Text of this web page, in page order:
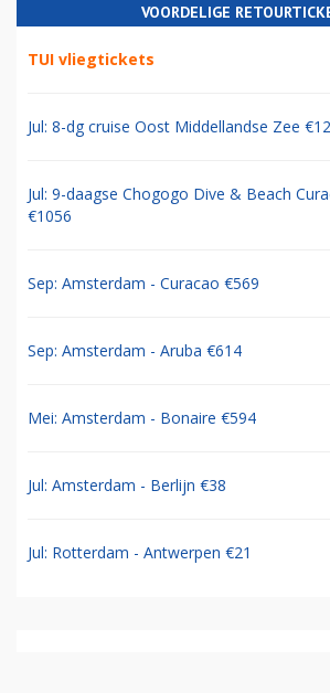
VOORDELIGE
TUI vliegtickets
Jul: 8-dg cruise Oost Middellandse Zee
Jul: 9-daagse Chogogo Dive & Beach
€1056
Sep: Amsterdam - Curacao €569
Sep: Amsterdam - Aruba €614
Mei: Amsterdam - Bonaire €594
Jul: Amsterdam - Berlijn €38
Jul: Rotterdam - Antwerpen €21